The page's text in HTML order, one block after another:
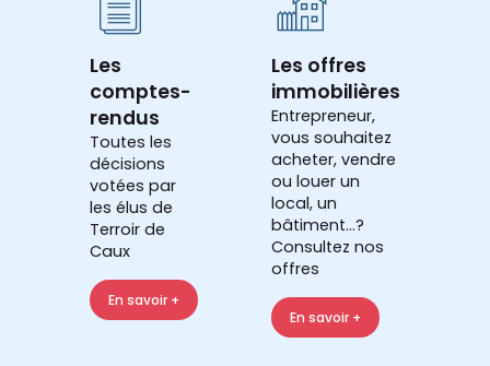
Les
comptes-
rendus
Toutes les
décisions
votées par
les élus de
Terroir de
Caux
En savoir +
Les offres
immobilières
Entrepreneur,
vous souhaitez
acheter, vendre
ou louer un
local, un
bâtiment...?
Consultez nos
offres
En savoir +